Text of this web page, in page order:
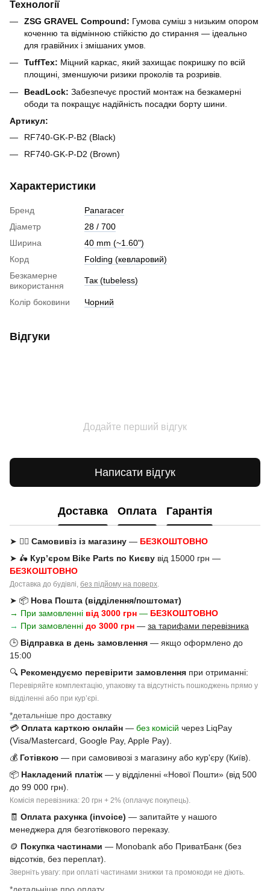
Технології
ZSG GRAVEL Compound: Гумова суміш з низьким опором
коченню та відмінною стійкістю до стирання — ідеально
для гравійних і змішаних умов.
TuffTex: Міцний каркас, який захищає покришку по всій
площині, зменшуючи ризики проколів та розривів.
BeadLock: Забезпечує простий монтаж на безкамерні
ободи та покращує надійність посадки борту шини.
Артикул:
RF740-GK-P-B2 (Black)
RF740-GK-P-D2 (Brown)
Характеристики
Бренд
Panaracer
Діаметр
28 / 700
Ширина
40 mm (~1.60")
Корд
Folding (кевларовий)
Безкамерне
використання
Так (tubeless)
Колір боковини Чорний
Відгуки
Додайте перший відгук
Написати відгук
Доставка Оплата Гарантія
➤ 🚶‍♂️ Самовивіз із магазину — БЕЗКОШТОВНО
➤ 🛵 Кур’єром Bike Parts по Києву від 15000 грн —
БЕЗКОШТОВНО
Доставка до будівлі, без підйому на поверх.
➤ 📦 Нова Пошта (відділення/поштомат)
→ При замовленні від 3000 грн — БЕЗКОШТОВНО
→ При замовленні до 3000 грн — за тарифами перевізника
🕒 Відправка в день замовлення — якщо оформлено до
15:00
🔍 Рекомендуємо перевірити замовлення при отриманні:
Перевіряйте комплектацію, упаковку та відсутність пошкоджень прямо у
відділенні або при курʼєрі.
*детальніше про доставку
💳 Оплата карткою онлайн — без комісій через LiqPay
(Visa/Mastercard, Google Pay, Apple Pay).
💰 Готівкою — при самовивозі з магазину або кур'єру (Київ).
📦 Накладений платіж — у відділенні «Нової Пошти» (від 500
до 99 000 грн).
Комісія перевізника: 20 грн + 2% (оплачує покупець).
🧾 Оплата рахунка (invoice) — запитайте у нашого
менеджера для безготівкового переказу.
🪙 Покупка частинами — Monobank або ПриватБанк (без
відсотків, без переплат).
Зверніть увагу: при оплаті частинами знижки та промокоди не діють.